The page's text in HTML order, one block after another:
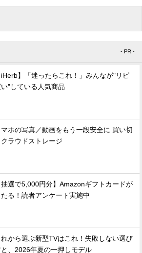
- PR -
iHerb】「迷ったらこれ！」みんなが"リピ
い"している人気商品
マホの写真／動画をもう一段安全に 買い切
クラウドストレージ
抽選で5,000円分】Amazonギフトカードが
たる！読者アンケート実施中
れから選ぶ新型TVはこれ！失敗しない選び
、2026年夏の一押しモデル